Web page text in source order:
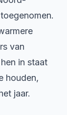
van
in staat
houden,
jaar.